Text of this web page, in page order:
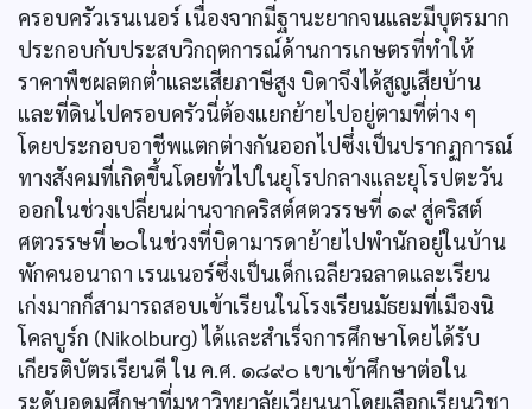
ครอบครัวเรนเนอร์ เนื่องจากมีฐานะยากจนและมีบุตรมาก
ประกอบกับประสบวิกฤตการณ์ด้านการเกษตรที่ทำให้
ราคาพืชผลตกตํ่าและเสียภาษีสูง บิดาจึงได้สูญเสียบ้าน
และที่ดินไปครอบครัวนี่ต้องแยกย้ายไปอยู่ตามที่ต่าง ๆ
โดยประกอบอาชีพแตกต่างกันออกไปซึ่งเป็นปรากฏการณ์
ทางสังคมที่เกิดขึ้นโดยทั่วไปในยุโรปกลางและยุโรปตะวัน
ออกในช่วงเปลี่ยนผ่านจากคริสต์ศตวรรษที่ ๑๙ สู่คริสต์
ศตวรรษที่ ๒๐ในช่วงที่บิดามารดาย้ายไปพำนักอยู่ในบ้าน
พักคนอนาถา เรนเนอร์ซึ่งเป็นเด็กเฉลียวฉลาดและเรียน
เก่งมากก็สามารถสอบเข้าเรียนในโรงเรียนมัธยมที่เมืองนิ
โคลบูร์ก (Nikolburg) ได้และสำเร็จการศึกษาโดยได้รับ
เกียรติบัตรเรียนดี ใน ค.ศ. ๑๘๙๐ เขาเข้าศึกษาต่อใน
ระดับอุดมศึกษาที่มหาวิทยาลัยเวียนนาโดยเลือกเรียนวิชา